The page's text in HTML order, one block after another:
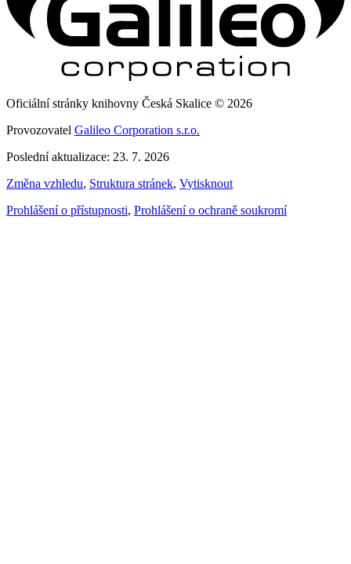
Oficiální stránky knihovny Česká Skalice © 2026
Provozovatel Galileo Corporation s.r.o.
Poslední aktualizace: 23. 7. 2026
Změna vzhledu, Struktura stránek, Vytisknout
Prohlášení o přístupnosti, Prohlášení o ochraně soukromí